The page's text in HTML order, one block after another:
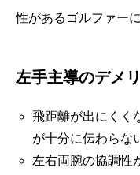
性があるゴルファー
左手主導のデメ
飛距離が出にくく
が十分に伝わらな
左右両腕の協調性